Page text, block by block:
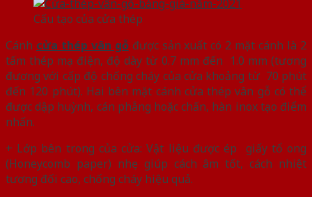
Cấu tạo của cửa thép
Cánh cửa thép vân gỗđược sản xuất có 2 mặt cánh là 2
tấm thép mạ điện, độ dày từ 0.7 mm đến 1.0 mm (tương
đương với cấp độ chống cháy của cửa khoảng từ 70 phút
đến 120 phút). Hai bên mặt cánh cửa thép vân gỗ có thể
được dập huỳnh, cán phẳng hoặc chấn, hàn inox tạo điểm
nhấn.
+ Lớp bên trong của cửa: Vật liệu được ép giấy tổ ong
(Honeycomb paper) nhẹ giúp cách âm tốt, cách nhiệt
tương đối cao, chống cháy hiệu quả.